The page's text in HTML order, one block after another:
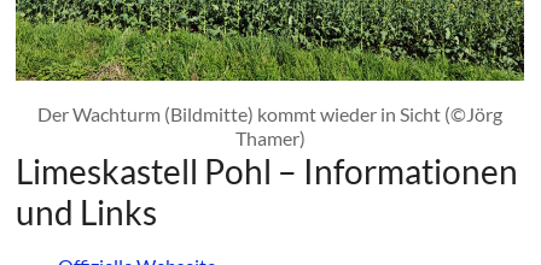
Der Wachturm (Bildmitte) kommt wieder in Sicht (©Jörg
Thamer)
Limeskastell Pohl – Informationen
und Links